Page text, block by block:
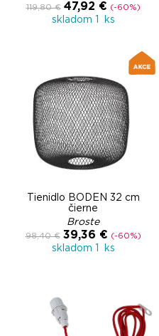
119,80 € 47,92 € (-60%)
skladom 1 ks
Tienidlo BODEN 32 cm
čierne
Broste
98,40 € 39,36 € (-60%)
skladom 1 ks